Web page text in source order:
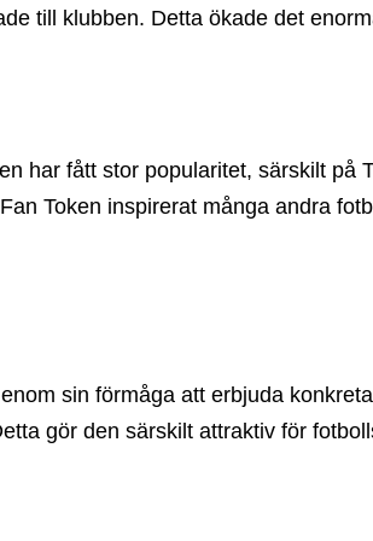
till klubben. Detta ökade det
har fått stor popularitet, särskilt
Token inspirerat många andra
sin förmåga att erbjuda
gör den särskilt attraktiv för